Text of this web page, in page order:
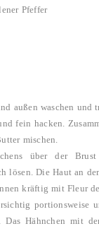
Pfeffer
außen waschen und
fein hacken.
mischen.
über der
lösen. Die Haut an
kräftig mit Fleur
portionsweise
Das Hähnchen mit